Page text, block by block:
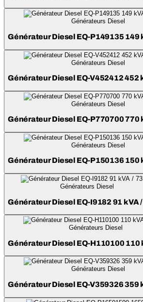
Générateurs Diesel
Générateur Diesel EQ-P149135 149
Générateurs Diesel
Générateur Diesel EQ-V452412 452
Générateurs Diesel
Générateur Diesel EQ-P770700 770
Générateurs Diesel
Générateur Diesel EQ-P150136 150
Générateurs Diesel
Générateur Diesel EQ-I9182 91 kVA
Générateurs Diesel
Générateur Diesel EQ-H110100 110
Générateurs Diesel
Générateur Diesel EQ-V359326 359